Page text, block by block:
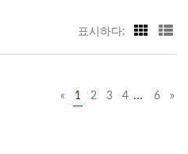
표시하다:
« 1 2 3 4 … 6 »